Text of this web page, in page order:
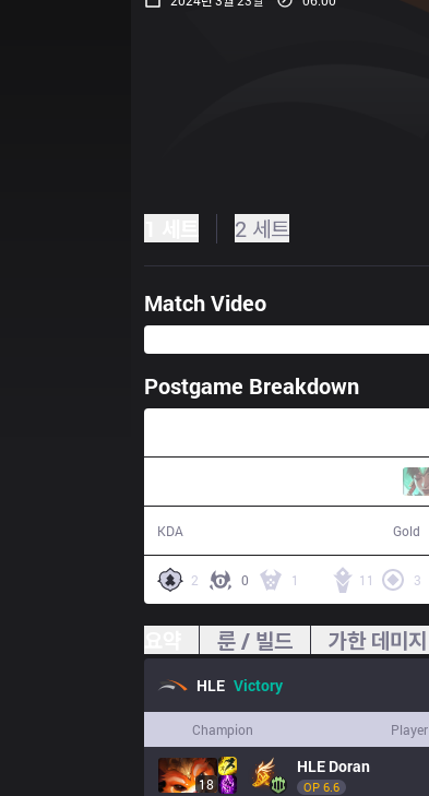
2 세트
Match Video
Postgame Breakdown
KDA Gold
2 0 1 11 3
룬 / 빌드 가한 데미지
HLE Victory
Champion Player
18
HLE Doran
OP 6.6